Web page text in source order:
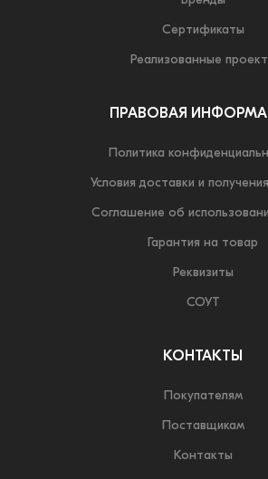
Сертификаты
Реализованные
ПРАВОВАЯ
Политика
Условия доставки и
Соглашение об
Гарантия на товар
Реквизиты
СОУТ
КОНТАКТЫ
Покупателям
Поставщикам
Контакты